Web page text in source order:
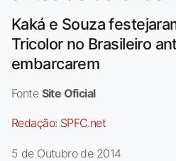
Kaká e Souza
Tricolor no Brasileiro
embarcarem
Fonte Site Oficial
Redação: SPFC.net
5 de Outubro de 2014